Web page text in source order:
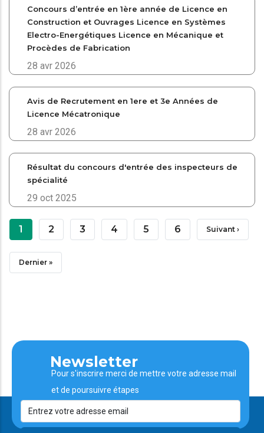
Concours d’entrée en 1ère année de Licence en
Construction et Ouvrages Licence en Systèmes
Electro-Energétiques Licence en Mécanique et
Procèdes de Fabrication
28 avr 2026
Avis de Recrutement en 1ere et 3e Années de
Licence Mécatronique
28 avr 2026
Résultat du concours d'entrée des inspecteurs de
spécialité
29 oct 2025
Pagination
Page
Courante
1 Page
2 Page
3 Page
4 Page
5 Page
6 Page
Suivant ›
Dernière
Dernier »
Newsletter
Pour s'inscrire merci de mettre votre adresse mail
et de poursuivre étapes